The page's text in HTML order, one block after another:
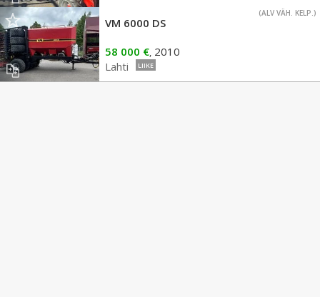
(ALV VÄH. KELP.)
VM 6000 DS
58 000 €, 2010
Lahti
LIIKE